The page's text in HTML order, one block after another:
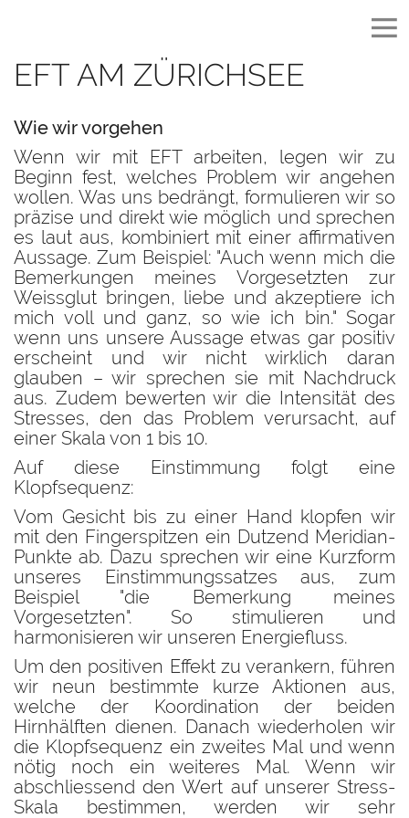
EFT AM ZÜRICHSEE
Wie wir vorgehen
Wenn wir mit EFT arbeiten, legen wir zu
Beginn fest, welches Problem wir angehen
wollen. Was uns bedrängt, formulieren wir so
präzise und direkt wie möglich und sprechen
es laut aus, kombiniert mit einer affirmativen
Aussage. Zum Beispiel: "Auch wenn mich die
Bemerkungen meines Vorgesetzten zur
Weissglut bringen, liebe und akzeptiere ich
mich voll und ganz, so wie ich bin." Sogar
wenn uns unsere Aussage etwas gar positiv
erscheint und wir nicht wirklich daran
glauben – wir sprechen sie mit Nachdruck
aus. Zudem bewerten wir die Intensität des
Stresses, den das Problem verursacht, auf
einer Skala von 1 bis 10.
Auf diese Einstimmung folgt eine
Klopfsequenz:
Vom Gesicht bis zu einer Hand klopfen wir
mit den Fingerspitzen ein Dutzend Meridian-
Punkte ab. Dazu sprechen wir eine Kurzform
unseres Einstimmungssatzes aus, zum
Beispiel "die Bemerkung meines
Vorgesetzten". So stimulieren und
harmonisieren wir unseren Energiefluss.
Um den positiven Effekt zu verankern, führen
wir neun bestimmte kurze Aktionen aus,
welche der Koordination der beiden
Hirnhälften dienen. Danach wiederholen wir
die Klopfsequenz ein zweites Mal und wenn
nötig noch ein weiteres Mal. Wenn wir
abschliessend den Wert auf unserer Stress-
Skala bestimmen, werden wir sehr